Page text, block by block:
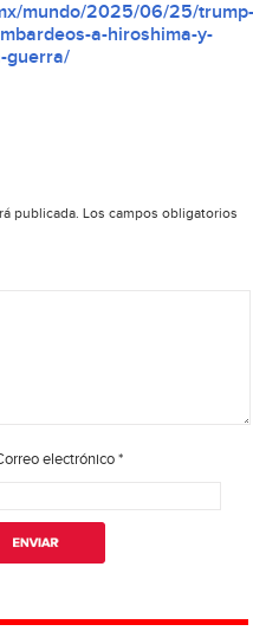
mundo/2025/06/25/trump-
a-hiroshima-y-
guerra/
publicada. Los campos obligatorios
electrónico*